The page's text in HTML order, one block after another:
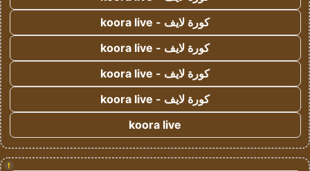
كورة لايف - koora live
كورة لايف - koora live
كورة لايف - koora live
كورة لايف - koora live
koora live
!